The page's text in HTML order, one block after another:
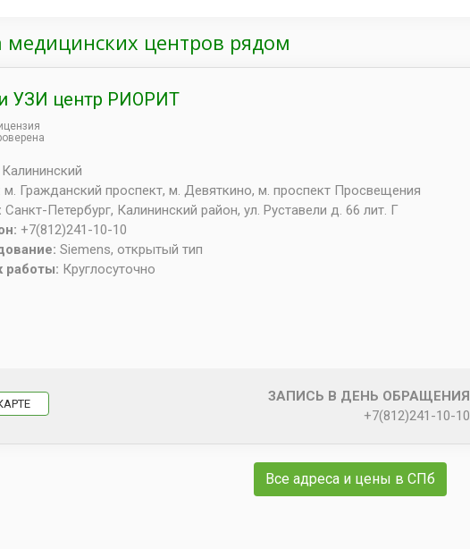
медицинских центров рядом
УЗИ центр РИОРИТ
Калининский
м. Гражданский проспект, м. Девяткино, м. проспект Просвещения
Санкт-Петербург, Калининский район, ул. Руставели д. 66 лит. Г
+7(812)241-10-10
Siemens, открытый тип
работы: Круглосуточно
ЗАПИСЬ В ДЕНЬ ОБРАЩЕНИЯ
+7(812)241-10-10
Все адреса и цены в СПб